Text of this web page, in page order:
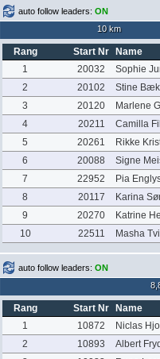
auto follow leaders: ON
10 km
Rang Start Nr
Name
1
20032
Sophie
2
20102
Stine
3
20120
Marlene
4
20211
Camilla
5
20261
Rikke
6
20088
Signe
7
22952
Pia
8
20117
Karina
9
20270
Katrine
10
22511 Masha
auto follow leaders: ON
Rang Start Nr
Name
1
10872
Niclas
2
10893
Albert